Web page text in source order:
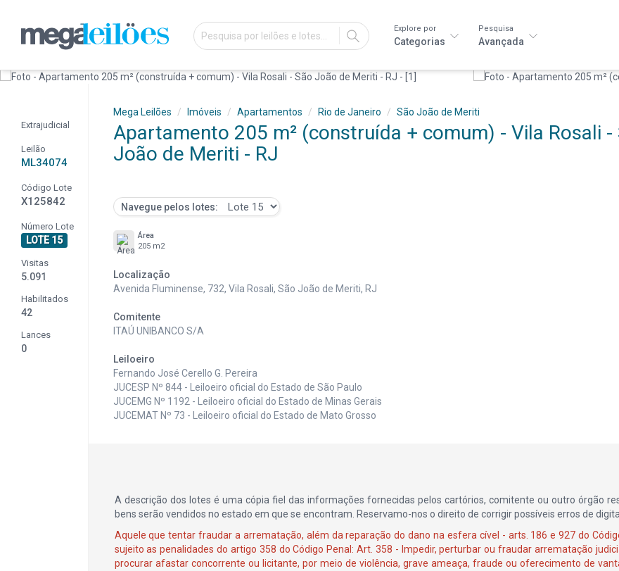
IR
Explore por
Categorias
Pesquisa
Avançada
Extrajudicial
Leilão
ML34074
Código Lote
X125842
Número Lote
LOTE 15
Visitas
5.091
Habilitados
42
Lances
0
Mega Leilões Imóveis Apartamentos Rio de Janeiro São João de Meriti
Apartamento 205 m² (construída + comum) - Vila Rosali -
João de Meriti - RJ
Navegue pelos lotes:
Área
205 m2
Localização
Avenida Fluminense, 732, Vila Rosali, São João de Meriti, RJ
Comitente
ITAÚ UNIBANCO S/A
Leiloeiro
Fernando José Cerello G. Pereira
JUCESP Nº 844 - Leiloeiro oficial do Estado de São Paulo
JUCEMG Nº 1192 - Leiloeiro oficial do Estado de Minas Gerais
JUCEMAT Nº 73 - Leiloeiro oficial do Estado de Mato Grosso
A descrição dos lotes é uma cópia fiel das informações fornecidas pelos cartórios, comitente ou outro órgão
bens serão vendidos no estado em que se encontram. Reservamo-nos o direito de corrigir possíveis erros de
Aquele que tentar fraudar a arrematação, além da reparação do dano na esfera cível - arts. 186 e 927 do
sujeito as penalidades do artigo 358 do Código Penal: Art. 358 - Impedir, perturbar ou fraudar arrematação
procurar afastar concorrente ou licitante, por meio de violência, grave ameaça, fraude ou oferecimento de